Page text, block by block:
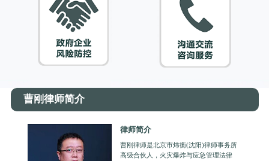
曹刚律师简介
律师简介
曹刚律师是北京市炜衡(沈阳)律师事务所
高级合伙人，火灾爆炸与应急管理法律